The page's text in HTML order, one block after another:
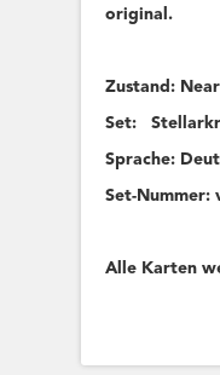
original.
Zustand:
Set:
Sprache:
Set-Nummer:
Alle Karten